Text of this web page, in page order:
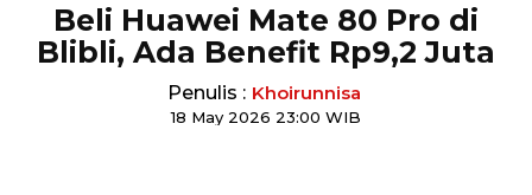
Beli Huawei Mate 80 Pro di
Blibli, Ada Benefit Rp9,2 Juta
Penulis : Khoirunnisa
18 May 2026 23:00 WIB